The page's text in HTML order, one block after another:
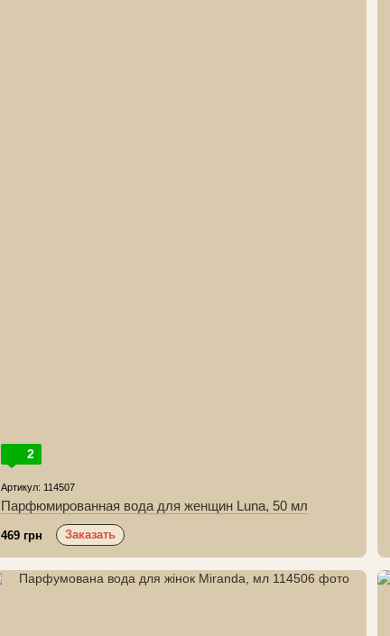
2
Артикул: 114507
Парфюмированная вода для женщин Luna, 50 мл
469 грн Заказать